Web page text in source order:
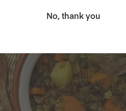
No, thank you